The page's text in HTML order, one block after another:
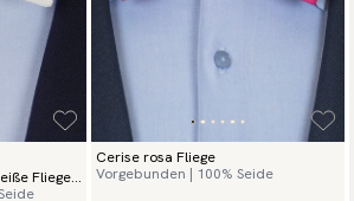
Fliege
Cerise rosa Fliege
Vorgebunden | 100% Seide